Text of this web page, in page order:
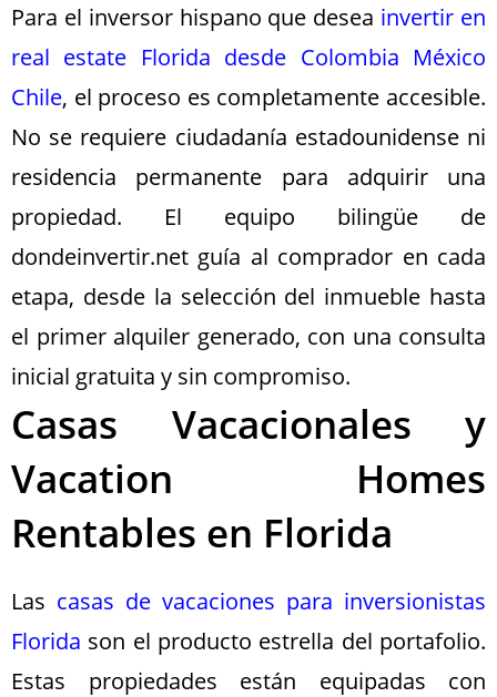
Para el inversor hispano que desea invertir en
real estate Florida desde Colombia México
Chile, el proceso es completamente accesible.
No se requiere ciudadanía estadounidense ni
residencia permanente para adquirir una
propiedad. El equipo bilingüe de
dondeinvertir.net guía al comprador en cada
etapa, desde la selección del inmueble hasta
el primer alquiler generado, con una consulta
inicial gratuita y sin compromiso.
Casas Vacacionales y
Vacation Homes
Rentables en Florida
Las casas de vacaciones para inversionistas
Florida son el producto estrella del portafolio.
Estas propiedades están equipadas con